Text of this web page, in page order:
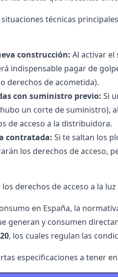
técnicas
construcción: Al activar
indispensable pagar de
derechos de acometida).
con suministro previo: Si
un corte de suministro),
de acceso a la distribuidora.
contratada: Si te saltan los
los derechos de acceso,
derechos de acceso a la
en España, la
generan y consumen
, los cuales regulan las
especificaciones a tener